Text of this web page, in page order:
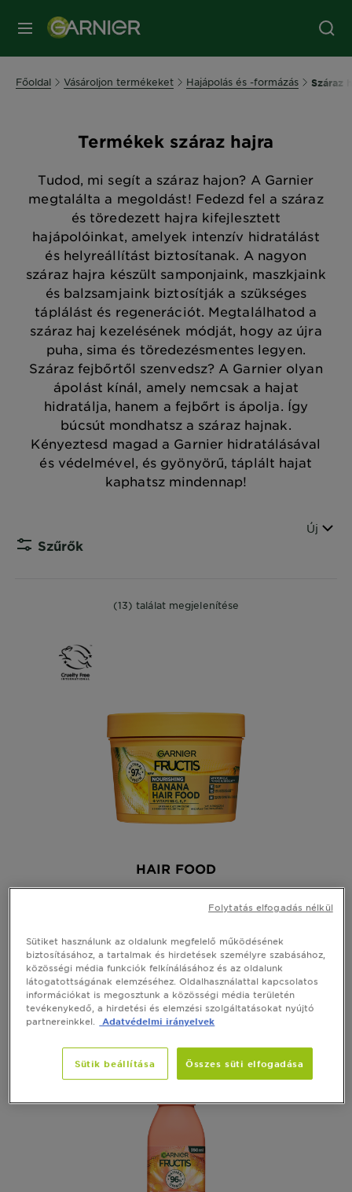
MENÜ
Főoldal Vásároljon termékeket Hajápolás és -formázás Száraz
Termékek száraz hajra
Tudod, mi segít a száraz hajon? A Garnier
megtalálta a megoldást! Fedezd fel a száraz
és töredezett hajra kifejlesztett
hajápolóinkat, amelyek intenzív hidratálást
és helyreállítást biztosítanak. A nagyon
száraz hajra készült samponjaink, maszkjaink
és balzsamjaink biztosítják a szükséges
táplálást és regenerációt. Megtalálhatod a
száraz haj kezelésének módját, hogy az újra
puha, sima és töredezésmentes legyen.
Száraz fejbőrtől szenvedsz? A Garnier olyan
ápolást kínál, amely nemcsak a hajat
hidratálja, hanem a fejbőrt is ápolja. Így
búcsút mondhatsz a száraz hajnak.
Kényeztesd magad a Garnier hidratálásával
és védelmével, és gyönyörű, táplált hajat
kaphatsz mindennap!
Szűrők
Sorrend
Új
(13) találat megjelenítése
HAIR FOOD
Fructis Hair Food Banana tápláló
hajpakolás száraz hajra
5 out of 5 stars based on reviews
Lásd az összes véleményt
GYORS MEGTEKINTÉS
Sütiket használunk az oldalunk megfelelő működésének
biztosításához, a tartalmak és hirdetések személyre szabásához,
közösségi média funkciók felkínálásához és az oldalunk
látogatottságának elemzéséhez. Oldalhasználattal kapcsolatos
információkat is megosztunk a közösségi média területén
tevékenykedő, a hirdetési és elemzési szolgáltatásokat nyújtó
partnereinkkel.
Adatvédelmi irányelvek
Sütik beállítása Összes süti elfogadása
Folytatás elfogadás nélkül